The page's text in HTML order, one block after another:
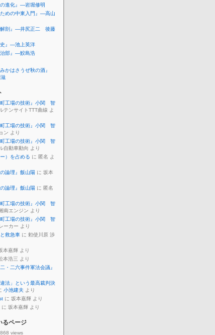
進化』―岩堀修明
ための中東入門』―高山
解剖』―井尻正二 後藤
史』―池上英洋
治部』―鮫島浩
かはさうぜ秋の酒』
町工場の技術』小関 智
テンサイトTTT曲線 よ
町工場の技術』小関 智
ン より
町工場の技術』小関 智
自動車動向 より
）を占める に 匿名 よ
の論理』飯山陽 に 坂本
の論理』飯山陽 に 匿名
町工場の技術』小関 智
南エンジン より
町工場の技術』小関 智
ーカー より
と救急車 に 勅使川原 渉
本嘉輝 より
本浩三 より
二六事件軍法会議』
違法」という最高裁判決
小池建夫 より
に 坂本嘉輝 より
に 坂本嘉輝 より
るページ
views